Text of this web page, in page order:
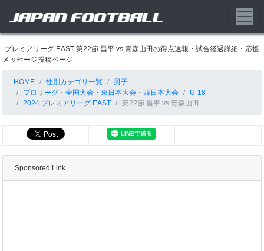
プレミアリーグ EAST 第22節 昌平 vs 青森山田の得点速報・試合経過詳細・応援
メッセージ投稿ページ
HOME 性別カテゴリ一覧
男子
プロリーグ・全国大会・東日本大会・西日本大会
U-18
2024 プレミアリーグ EAST
第22節 昌平 vs 青森山田
Sponsored Link